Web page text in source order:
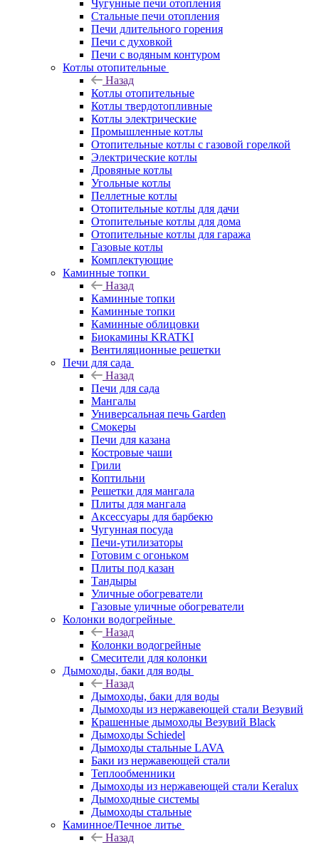
Чугунные печи отопления
Стальные печи отопления
Печи длительного горения
Печи с духовкой
Печи с водяным контуром
Котлы отопительные
Назад
Котлы отопительные
Котлы твердотопливные
Котлы электрические
Промышленные котлы
Отопительные котлы с газовой горелкой
Электрические котлы
Дровяные котлы
Угольные котлы
Пеллетные котлы
Отопительные котлы для дачи
Отопительные котлы для дома
Отопительные котлы для гаража
Газовые котлы
Комплектующие
Каминные топки
Назад
Каминные топки
Каминные топки
Каминные облицовки
Биокамины KRATKI
Вентиляционные решетки
Печи для сада
Назад
Печи для сада
Мангалы
Универсальная печь Garden
Смокеры
Печи для казана
Костровые чаши
Грили
Коптильни
Решетки для мангала
Плиты для мангала
Аксессуары для барбекю
Чугунная посуда
Печи-утилизаторы
Готовим с огоньком
Плиты под казан
Тандыры
Уличные обогреватели
Газовые уличные обогреватели
Колонки водогрейные
Назад
Колонки водогрейные
Смесители для колонки
Дымоходы, баки для воды
Назад
Дымоходы, баки для воды
Дымоходы из нержавеющей стали Везувий
Крашенные дымоходы Везувий Black
Дымоходы Schiedel
Дымоходы стальные LAVA
Баки из нержавеющей стали
Теплообменники
Дымоходы из нержавеющей стали Keralux
Дымоходные системы
Дымоходы стальные
Каминное/Печное литье
Назад